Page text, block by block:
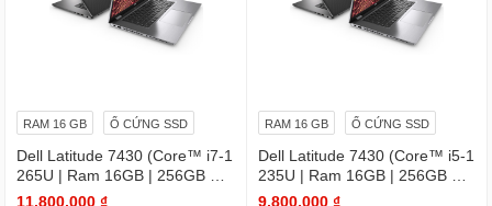
RAM 16 GB Ổ CỨNG SSD
Dell Latitude 7430 (Core™ i7-1
265U | Ram 16GB | 256GB SS
D | 14.0inch FHD)
11,800,000 ₫
RAM 16 GB Ổ CỨNG SSD
Dell Latitude 7430 (Core™ i5-1
235U | Ram 16GB | 256GB SS
D | 14.0inch FHD)
9,800,000 ₫